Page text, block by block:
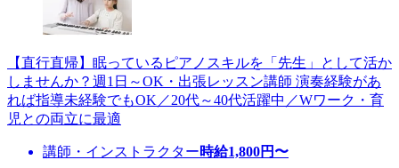
【直行直帰】眠っているピアノスキルを「先生」として活か
しませんか？週1日～OK・出張レッスン講師 演奏経験があ
れば指導未経験でもOK／20代～40代活躍中／Wワーク・育
児との両立に最適
講師・インストラクター時給1,800円〜